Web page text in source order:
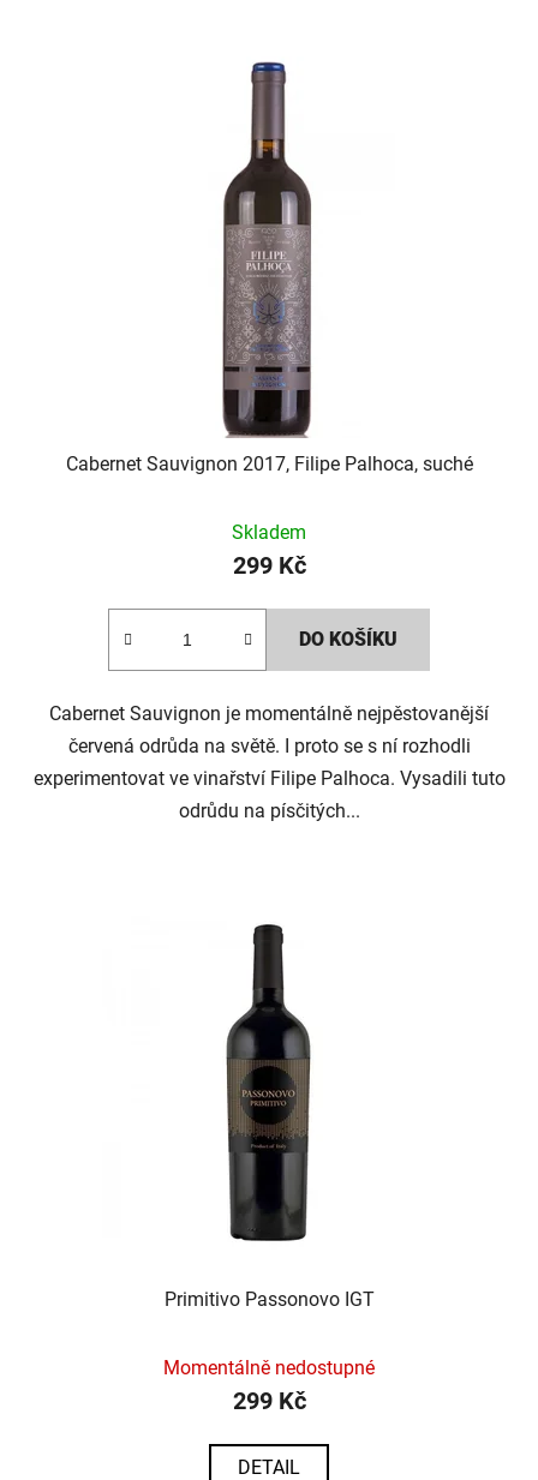
Cabernet Sauvignon 2017, Filipe Palhoca, suché
Skladem
299 Kč
DO KOŠÍKU
Cabernet Sauvignon je momentálně nejpěstovanější
červená odrůda na světě. I proto se s ní rozhodli
experimentovat ve vinařství Filipe Palhoca. Vysadili tuto
odrůdu na písčitých...
Primitivo Passonovo IGT
Momentálně nedostupné
299 Kč
DETAIL